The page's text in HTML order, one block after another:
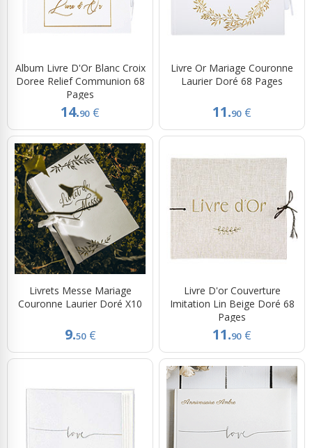
Album Livre D'Or Blanc Croix
Doree Relief Communion 68
Pages
14.90 €
Livre Or Mariage Couronne
Laurier Doré 68 Pages
11.90 €
Livrets Messe Mariage
Couronne Laurier Doré X10
9.50 €
Livre D'or Couverture
Imitation Lin Beige Doré 68
Pages
11.90 €